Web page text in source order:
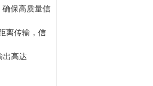
保高质量信
离传输，信
高达